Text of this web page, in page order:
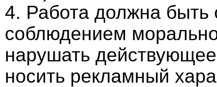
4. Работа должна
соблюдением
нарушать
носить рекламный